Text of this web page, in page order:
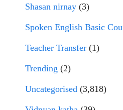
Shasan nirnay (3)
Spoken English Basic
Teacher Transfer (1)
Trending (2)
Uncategorised (3,818)